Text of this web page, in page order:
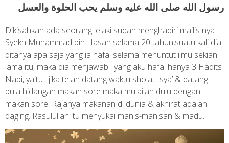
رسول الله صلى الله عليه وسلم يحب الحلوة والعسل
Dikisahkan ada seorang lelaki sudah menghadiri majlis nya
Syekh Muhammad bin Hasan selama 20 tahun,suatu kali dia
ditanya apa saja yang ia hafal selama menuntut ilmu sekian
lama itu, maka dia menjawab : yang aku hafal hanya 3 Hadits
Nabi, yaitu : jika telah datang waktu sholat Isya’ & datang
pula hidangan makan sore maka mulailah dulu dengan
makan sore. Rajanya makanan di dunia & akhirat adalah
daging. Rasulullah itu menyukai manis-manisan & madu.